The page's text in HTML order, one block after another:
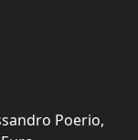
Poerio,